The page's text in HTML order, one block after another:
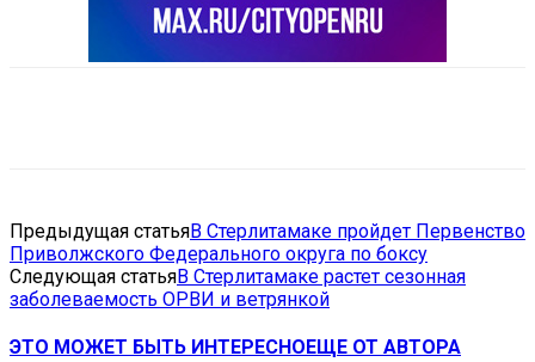
Предыдущая статьяВ Стерлитамаке пройдет Первенство
Приволжского Федерального округа по боксу
Следующая статьяВ Стерлитамаке растет сезонная
заболеваемость ОРВИ и ветрянкой
ЭТО МОЖЕТ БЫТЬ ИНТЕРЕСНОЕЩЕ ОТ АВТОРА